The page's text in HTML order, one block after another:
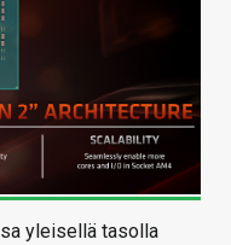
yleisellä tasolla